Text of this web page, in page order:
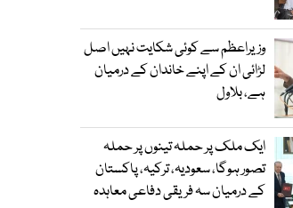
وزیراعظم سے کوئی شکایت نہیں اصل
لڑائی ان کے اپنے خاندان کے درمیان
ہے، بلاول
ایک ملک پر حملہ تینوں پر حملہ
تصور ہوگا، سعودیہ، ترکیہ، پاکستان
کے درمیان سہ فریقی دفاعی معاہدہ